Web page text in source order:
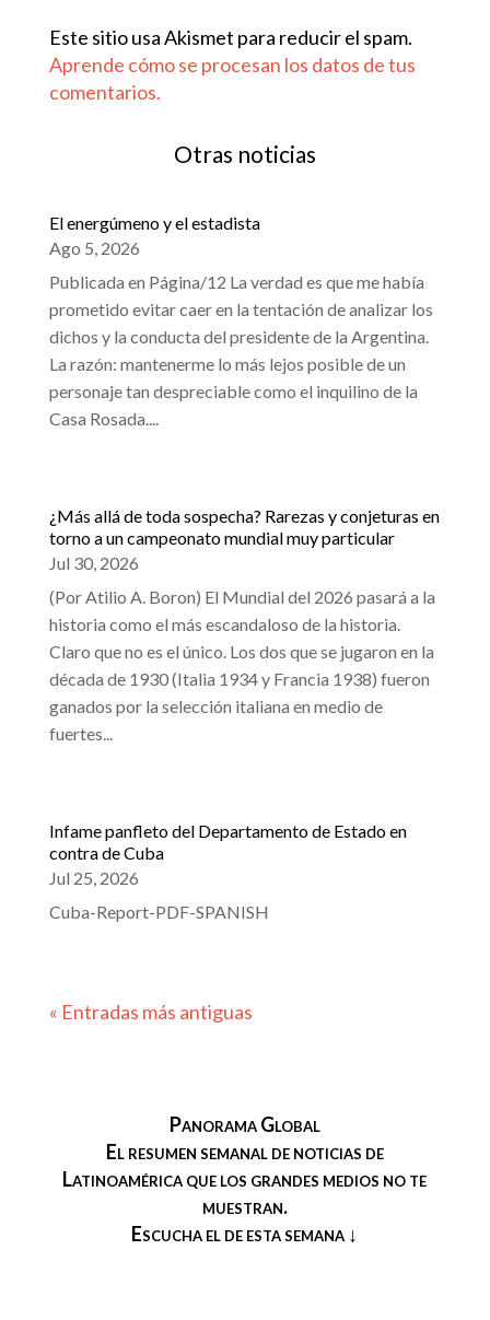
Este sitio usa Akismet para reducir el spam.
Aprende cómo se procesan los datos de tus
comentarios.
Otras noticias
El energúmeno y el estadista
Ago 5, 2026
Publicada en Página/12 La verdad es que me había
prometido evitar caer en la tentación de analizar los
dichos y la conducta del presidente de la Argentina.
La razón: mantenerme lo más lejos posible de un
personaje tan despreciable como el inquilino de la
Casa Rosada....
¿Más allá de toda sospecha? Rarezas y conjeturas en
torno a un campeonato mundial muy particular
Jul 30, 2026
(Por Atilio A. Boron) El Mundial del 2026 pasará a la
historia como el más escandaloso de la historia.
Claro que no es el único. Los dos que se jugaron en la
década de 1930 (Italia 1934 y Francia 1938) fueron
ganados por la selección italiana en medio de
fuertes...
Infame panfleto del Departamento de Estado en
contra de Cuba
Jul 25, 2026
Cuba-Report-PDF-SPANISH
« Entradas más antiguas
Panorama Global
El resumen semanal de noticias de
Latinoamérica que los grandes medios no te
muestran.
Escucha el de esta semana ↓